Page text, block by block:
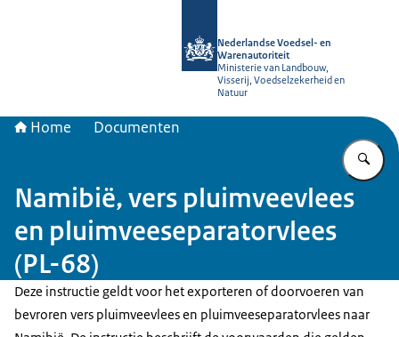
Nederlandse Voedsel- en
Warenautoriteit
Ministerie van Landbouw,
Visserij, Voedselzekerheid en
Natuur
Home Documenten
Namibië, vers pluimveevlees
en pluimveeseparatorvlees
(PL-68)
Deze instructie geldt voor het exporteren of doorvoeren van
bevroren vers pluimveevlees en pluimveeseparatorvlees naar